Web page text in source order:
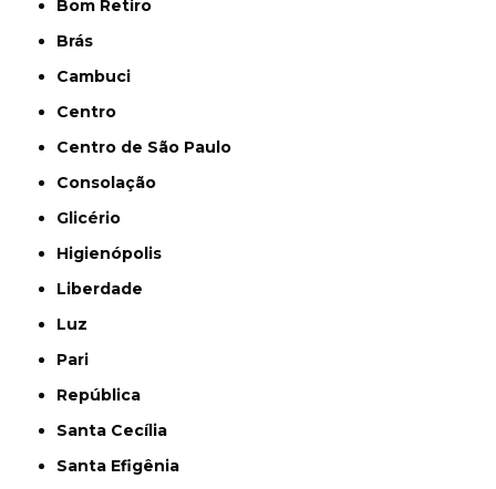
Bom Retiro
Brás
Cambuci
Centro
Centro de São Paulo
Consolação
Glicério
Higienópolis
Liberdade
Luz
Pari
República
Santa Cecília
Santa Efigênia